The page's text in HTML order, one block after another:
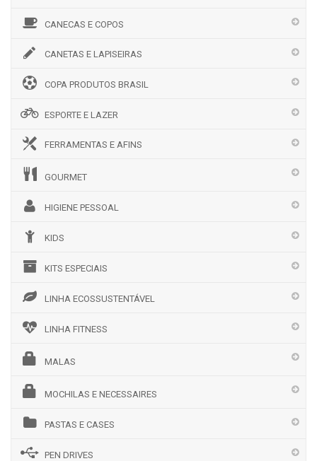
CANECAS E COPOS
CANETAS E LAPISEIRAS
COPA PRODUTOS BRASIL
ESPORTE E LAZER
FERRAMENTAS E AFINS
GOURMET
HIGIENE PESSOAL
KIDS
KITS ESPECIAIS
LINHA ECOSSUSTENTÁVEL
LINHA FITNESS
MALAS
MOCHILAS E NECESSAIRES
PASTAS E CASES
PEN DRIVES